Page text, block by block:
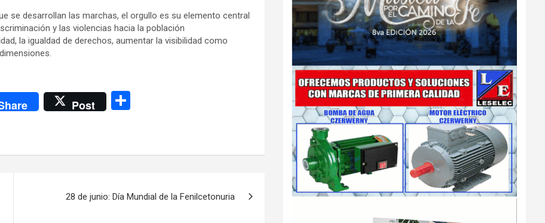
se desarrollan las marchas, el orgullo es su elemento central
y las violencias hacia la población
la igualdad de derechos, aumentar la visibilidad como
Post
p
tir
28 de junio: Día Mundial de la Fenilcetonuria